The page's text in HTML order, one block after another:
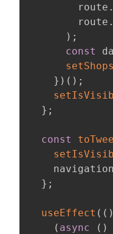
        route
.
        route
.
) ;
const
setShops
} ) ( ) ;
} ;
const
    navigation
} ;
useEffect ( ( )
( async ( )